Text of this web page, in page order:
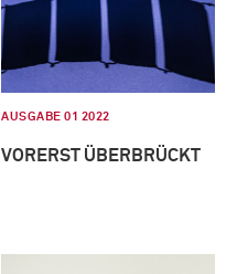
AUSGABE 01 2022
VORERST ÜBERBRÜCKT